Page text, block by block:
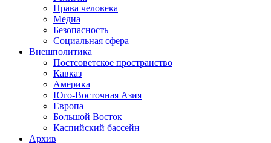
Права человека
Медиа
Безопасность
Социальная сфера
Внешполитика
Постсоветское пространство
Кавказ
Америка
Юго-Восточная Азия
Европа
Большой Восток
Каспийский бассейн
Архив